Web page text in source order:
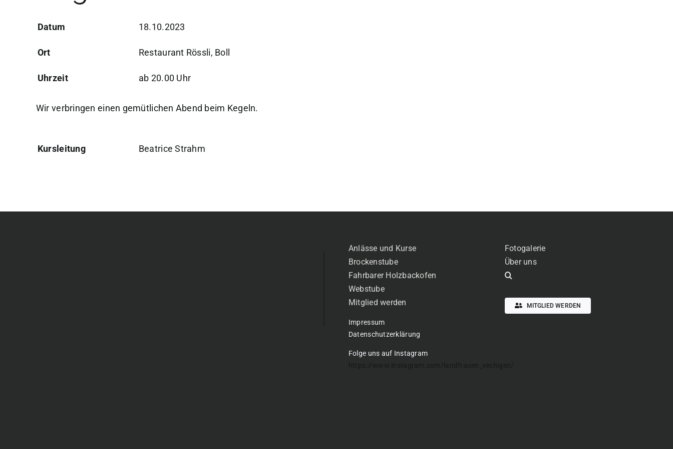
Datum 18.10.2023
Ort Restaurant Rössli, Boll
Uhrzeit ab 20.00 Uhr
Wir verbringen einen gemütlichen Abend beim Kegeln.
Kursleitung Beatrice Strahm
Anlässe und Kurse
Brockenstube
Fahrbarer Holzbackofen
Webstube
Mitglied werden
Impressum
Datenschutzerklärung
Folge uns auf Instagram
Fotogalerie
Über uns
MITGLIED WERDEN